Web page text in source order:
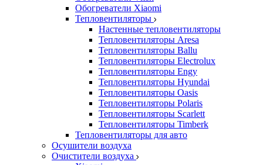
Обогреватели Xiaomi
Тепловентиляторы
Настенные тепловентиляторы
Тепловентиляторы Aresa
Тепловентиляторы Ballu
Тепловентиляторы Electrolux
Тепловентиляторы Engy
Тепловентиляторы Hyundai
Тепловентиляторы Oasis
Тепловентиляторы Polaris
Тепловентиляторы Scarlett
Тепловентиляторы Timberk
Тепловентиляторы для авто
Осушители воздуха
Очистители воздуха